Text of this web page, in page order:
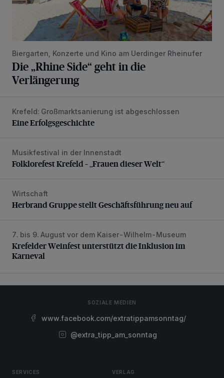
Biergarten, Konzerte und Kino am Uerdinger Rheinufer
Die „Rhine Side“ geht in die
Verlängerung
Eine Erfolgsgeschichte
Krefeld: Großmarktsanierung ist abgeschlossen
Eine Erfolgsgeschichte
Folklorefest Krefeld – „Frauen dieser Welt“
Musikfestival in der Innenstadt
Folklorefest Krefeld – „Frauen dieser Welt“
Herbrand Gruppe stellt Geschäftsführung neu auf
Wirtschaft
Herbrand Gruppe stellt Geschäftsführung neu auf
Krefelder Weinfest unterstützt die Inklusion im Karneval
7. bis 9. August vor dem Kaiser-Wilhelm-Museum
Krefelder Weinfest unterstützt die Inklusion im
Karneval
SOZIALE MEDIEN
www.facebook.com/extratippamsonntag/
@extra_tipp_am_sonntag
SERVICES VERLAG